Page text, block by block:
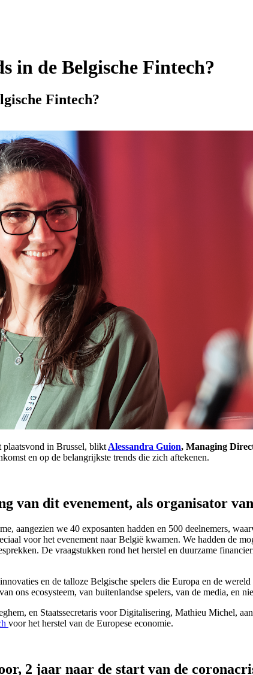
in de Belgische Fintech?
Fintech?
plaatsvond in Brussel, blikt Alessandra Guion, Managing
en op de belangrijkste trends die zich aftekenen.
van dit evenement, als organisator
aangezien we 40 exposanten hadden en 500 deelnemers,
voor het evenement naar België kwamen. We hadden de
De vraagstukken rond het herstel en duurzame
en de talloze Belgische spelers die Europa en de
ons ecosysteem, van buitenlandse spelers, van de media, en
en Staatssecretaris voor Digitalisering, Mathieu Michel,
voor het herstel van de Europese economie.
2 jaar naar de start van de